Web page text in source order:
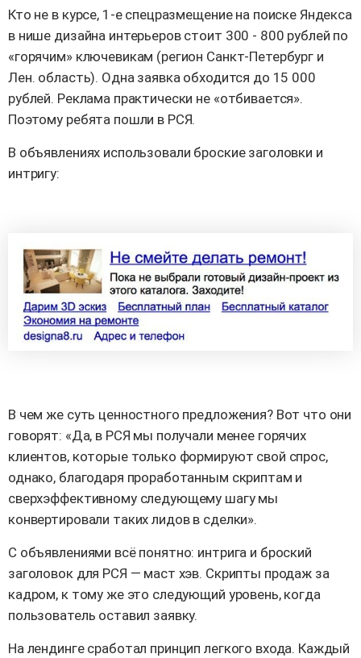
Кто не в курсе, 1-е спецразмещение на поиске Яндекса
в нише дизайна интерьеров стоит 300 - 800 рублей по
«горячим» ключевикам (регион Санкт-Петербург и
Лен. область). Одна заявка обходится до 15 000
рублей. Реклама практически не «отбивается».
Поэтому ребята пошли в РСЯ.
В объявлениях использовали броские заголовки и
интригу:
В чем же суть ценностного предложения? Вот что они
говорят: «Да, в РСЯ мы получали менее горячих
клиентов, которые только формируют свой спрос,
однако, благодаря проработанным скриптам и
сверхэффективному следующему шагу мы
конвертировали таких лидов в сделки».
С объявлениями всё понятно: интрига и броский
заголовок для РСЯ — маст хэв. Скрипты продаж за
кадром, к тому же это следующий уровень, когда
пользователь оставил заявку.
На лендинге сработал принцип легкого входа. Каждый